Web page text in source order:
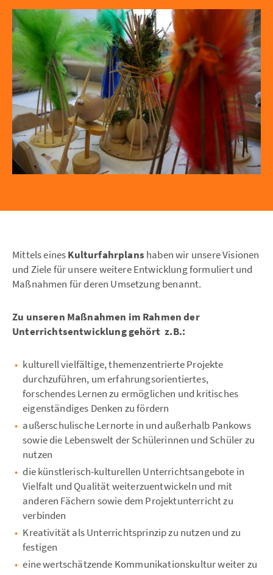
Mittels einesKulturfahrplans haben wir unsere Visionen
und Ziele für unsere weitere Entwicklung formuliert und
Maßnahmen für deren Umsetzung benannt.
Zu unseren Maßnahmen im Rahmen der
Unterrichtsentwicklung gehört z.B.:
kulturell vielfältige, themenzentrierte Projekte
durchzuführen, um erfahrungsorientiertes,
forschendes Lernen zu ermöglichen und kritisches
eigenständiges Denken zu fördern
außerschulische Lernorte in und außerhalb Pankows
sowie die Lebenswelt der Schülerinnen und Schüler zu
nutzen
die künstlerisch-kulturellen Unterrichtsangebote in
Vielfalt und Qualität weiterzuentwickeln und mit
anderen Fächern sowie dem Projektunterricht zu
verbinden
Kreativität als Unterrichtsprinzip zu nutzen und zu
festigen
eine wertschätzende Kommunikationskultur weiter zu